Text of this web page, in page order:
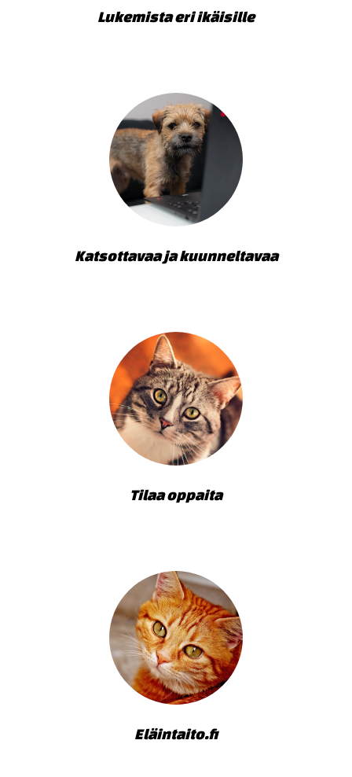
Lukemista eri ikäisille
Katsottavaa ja kuunneltavaa
Tilaa oppaita
Eläintaito.fi